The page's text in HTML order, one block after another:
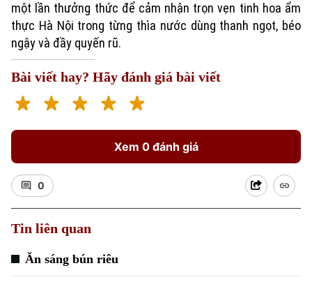
một lần thưởng thức để cảm nhận trọn vẹn tinh hoa ẩm
thực Hà Nội trong từng thìa nước dùng thanh ngọt, béo
ngậy và đầy quyến rũ.
Bài viết hay? Hãy đánh giá bài viết
Xem 0 đánh giá
0
Tin liên quan
Ăn sáng bún riêu